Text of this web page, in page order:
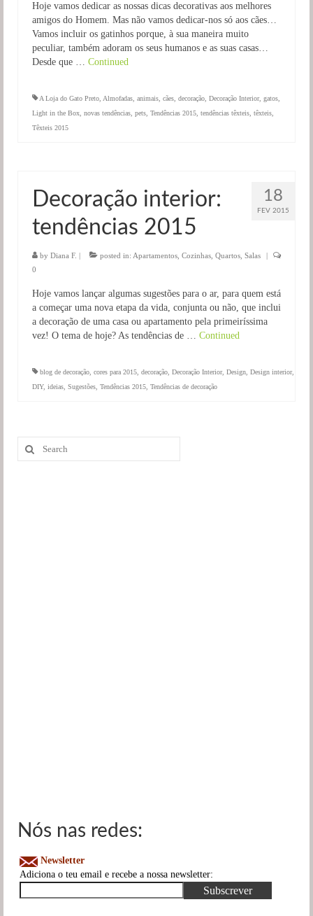
Hoje vamos dedicar as nossas dicas decorativas aos melhores
amigos do Homem. Mas não vamos dedicar-nos só aos cães…
Vamos incluir os gatinhos porque, à sua maneira muito
peculiar, também adoram os seus humanos e as suas casas…
Desde que … Continued
A Loja do Gato Preto Almofadas animais cães decoração Decoração Interior, gatos
Light in the Box novas tendências pets Tendências 2015 tendências têxteis têxteis
Têxteis 2015
18
FEV 2015
Decoração interior:
tendências 2015
by Diana F. | posted in: Apartamentos Cozinhas Quartos Salas
|
0
Hoje vamos lançar algumas sugestões para o ar, para quem está
a começar uma nova etapa da vida, conjunta ou não, que inclui
a decoração de uma casa ou apartamento pela primeiríssima
vez! O tema de hoje? As tendências de … Continued
blog de decoração cores para 2015 decoração Decoração Interior, Design Design interior,
DIY, ideias Sugestões Tendências 2015 Tendências de decoração
Search
for:
Nós nas redes:
Newsletter
Adiciona o teu email e recebe a nossa newsletter: